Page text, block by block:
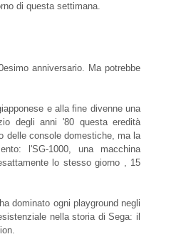
di questa settimana.
anniversario. Ma potrebbe
e alla fine divenne una
degli anni '80 questa eredità
delle console domestiche, ma la
l'SG-1000, una macchina
lo stesso giorno , 15
dominato ogni playground negli
nella storia di Sega: il